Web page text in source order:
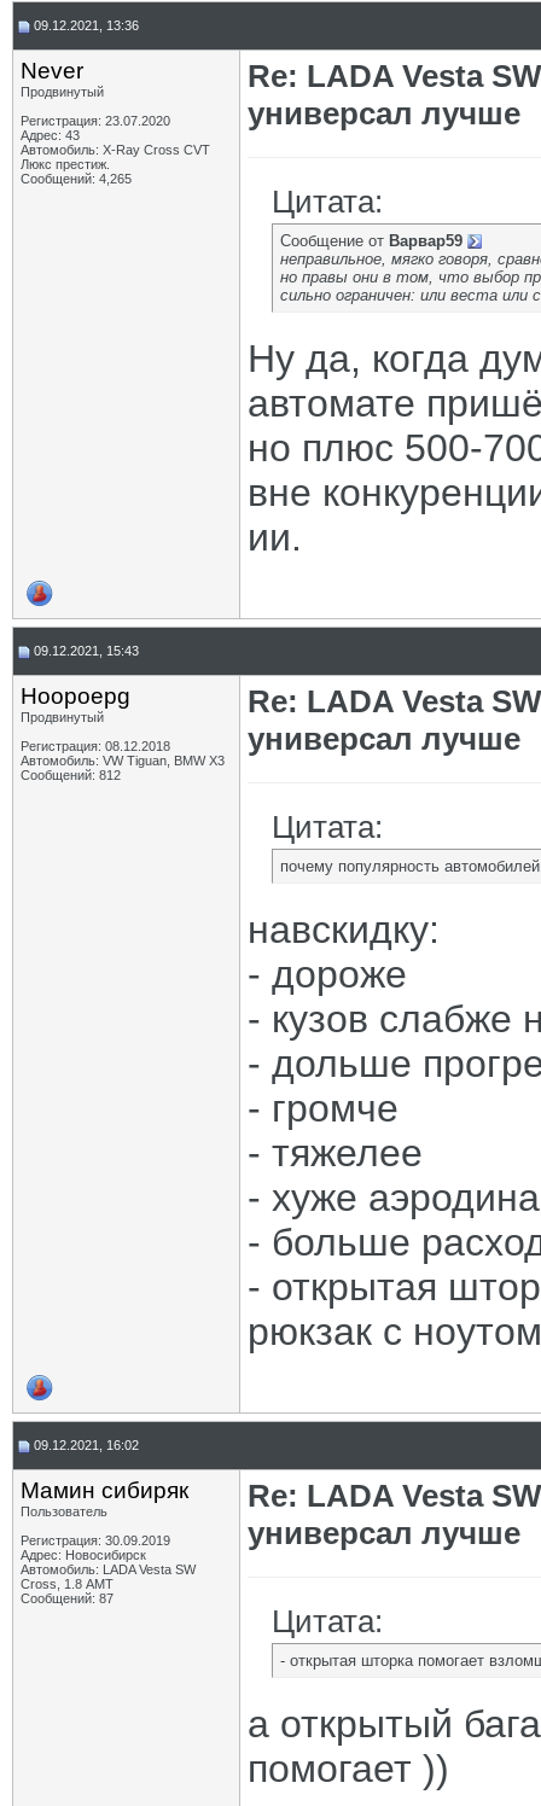
09.12.2021, 13:36
Never
Продвинутый
Регистрация: 23.07.2020
Адрес: 43
Автомобиль: X-Ray Cross CVT
Люкс престиж.
Сообщений: 4,265
Re: LADA Vesta
универсал лучше
Цитата:
Сообщение от Варвар59
неправильное, мягко говоря,
но правы они в том, что выбор
сильно ограничен: или веста или
Ну да, когда
автомате
но плюс 500-
вне
ии.
09.12.2021, 15:43
Hoopoepg
Продвинутый
Регистрация: 08.12.2018
Автомобиль: VW Tiguan, BMW X3
Сообщений: 812
Re: LADA Vesta
универсал лучше
Цитата:
почему популярность
навскидку:
- дороже
- кузов слабже
- дольше
- громче
- тяжелее
- хуже
- больше
- открытая
рюкзак с
09.12.2021, 16:02
Мамин сибиряк
Пользователь
Регистрация: 30.09.2019
Адрес: Новосибирск
Автомобиль: LADA Vesta SW
Cross, 1.8 АМТ
Сообщений: 87
Re: LADA Vesta
универсал лучше
Цитата:
- открытая шторка помогает
а открытый
помогает ))